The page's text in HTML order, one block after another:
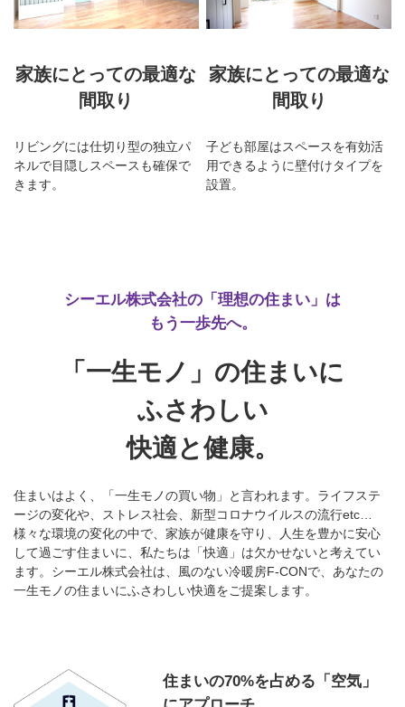
家族にとっての最適な
間取り
リビングには仕切り型の独立パ
ネルで目隠しスペースも確保で
きます。
家族にとっての最適な
間取り
子ども部屋はスペースを有効活
用できるように壁付けタイプを
設置。
シーエル株式会社の「理想の住まい」は
もう一歩先へ。
「一生モノ」の住まいに
ふさわしい
快適と健康。
住まいはよく、「一生モノの買い物」と言われます。ライフステ
ージの変化や、ストレス社会、新型コロナウイルスの流行etc…
様々な環境の変化の中で、家族が健康を守り、人生を豊かに安心
して過ごす住まいに、私たちは「快適」は欠かせないと考えてい
ます。シーエル株式会社は、風のない冷暖房F-CONで、あなたの
一生モノの住まいにふさわしい快適をご提案します。
住まいの70%を占める「空気」